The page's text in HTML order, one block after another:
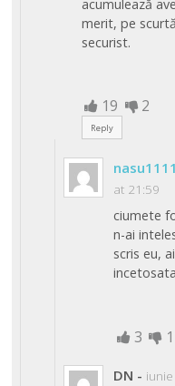
acumulează
merit, pe
securist.
19 2
Reply
nasu1111
at 21:59
ciumete
n-ai
scris eu,
3
DN -